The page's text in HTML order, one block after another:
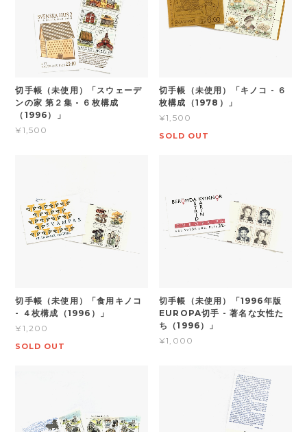
切手帳（未使用）「スウェーデ
ンの家 第２集 - ６枚構成
（1996）」
¥1,500
切手帳（未使用）「キノコ - ６
枚構成（1978）」
¥1,500
SOLD OUT
切手帳（未使用）「食用キノコ
- ４枚構成（1996）」
¥1,200
SOLD OUT
切手帳（未使用）「1996年版
EUROPA切手 - 著名な女性た
ち（1996）」
¥1,000